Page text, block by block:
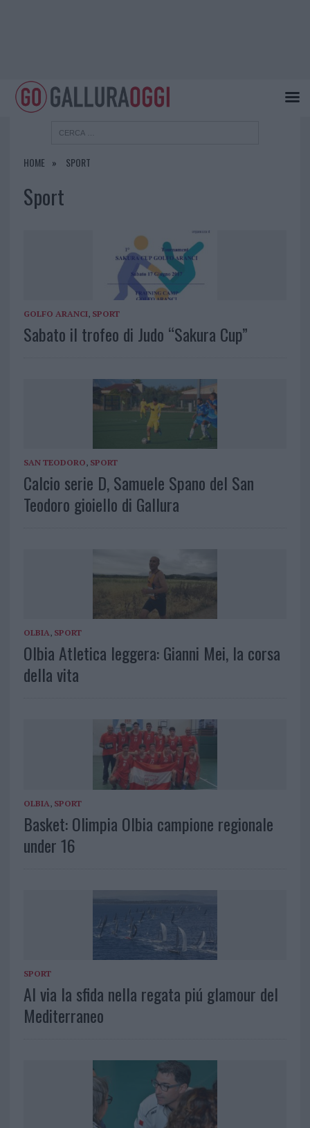
HOME SPORT
Sport
GOLFO ARANCI, SPORT
Sabato il trofeo di Judo “Sakura Cup”
SAN TEODORO, SPORT
Calcio serie D, Samuele Spano del San
Teodoro gioiello di Gallura
OLBIA, SPORT
Olbia Atletica leggera: Gianni Mei, la corsa
della vita
OLBIA SPORT
Basket: Olimpia Olbia campione regionale
under 16
SPORT
Al via la sfida nella regata piú glamour del
Mediterraneo